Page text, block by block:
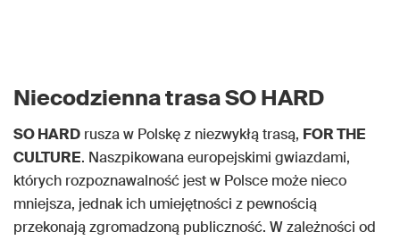
Niecodzienna trasa SO HARD
SO HARD rusza w Polskę z niezwykłą trasą, FOR THE
CULTURE. Naszpikowana europejskimi gwiazdami,
których rozpoznawalność jest w Polsce może nieco
mniejsza, jednak ich umiejętności z pewnością
przekonają zgromadzoną publiczność. W zależności od